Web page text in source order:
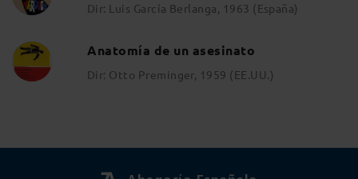
Dir: Luis García Berlanga, 1963 (España)
Anatomía de un asesinato
Dir: Otto Preminger, 1959 (EE.UU.)